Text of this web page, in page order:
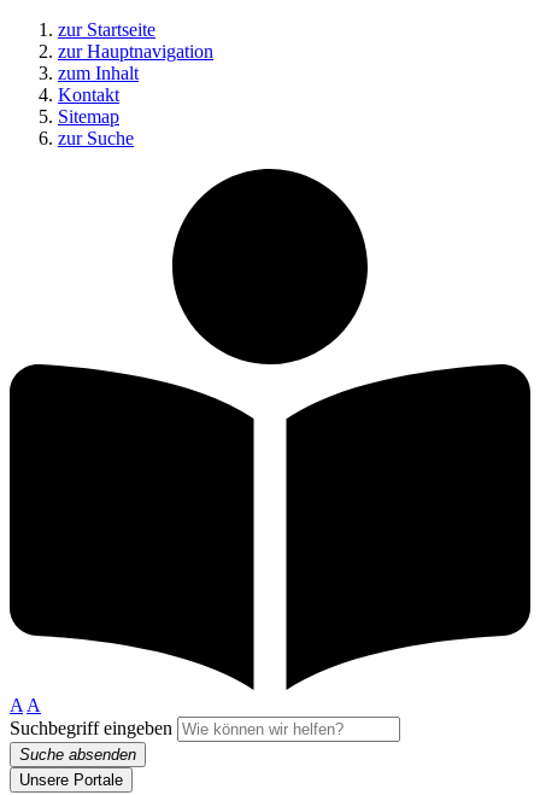
zur Startseite
zur Hauptnavigation
zum Inhalt
Kontakt
Sitemap
zur Suche
A A
Suchbegriff eingeben
Suche absenden
Unsere Portale